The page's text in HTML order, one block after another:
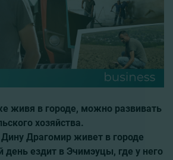
живя в городе, можно развивать
хозяйства.
Драгомир живет в городе
ездит в Эчимэуцы, где у него